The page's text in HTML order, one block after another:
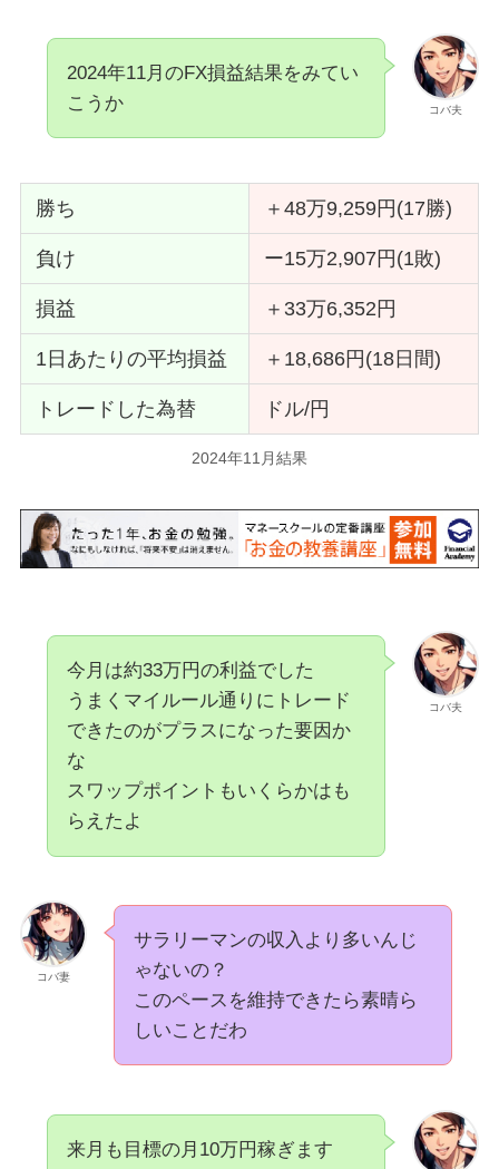
コバ夫
2024年11月のFX損益結果をみてい
こうか
勝ち ＋48万9,259円(17勝)
負け ー15万2,907円(1敗)
損益 ＋33万6,352円
1日あたりの平均損益 ＋18,686円(18日間)
トレードした為替 ドル/円
2024年11月結果
コバ夫
今月は約33万円の利益でした
うまくマイルール通りにトレード
できたのがプラスになった要因か
な
スワップポイントもいくらかはも
らえたよ
コバ妻
サラリーマンの収入より多いんじ
ゃないの？
このペースを維持できたら素晴ら
しいことだわ
来月も目標の月10万円稼ぎます